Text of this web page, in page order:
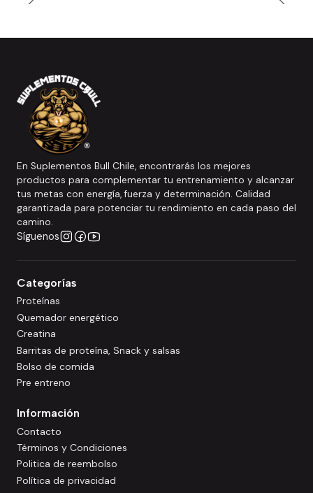
En Suplementos Bull Chile, encontrarás los mejores
productos para complementar tu entrenamiento y alcanzar
tus metas con energía, fuerza y determinación. Calidad
garantizada para potenciar tu rendimiento en cada paso del
camino.
Síguenos
Categorías
Proteínas
Quemador energético
Creatina
Barritas de proteína, Snack y salsas
Bolso de comida
Pre entreno
Información
Contacto
Términos y Condiciones
Politica de reembolso
Política de privacidad